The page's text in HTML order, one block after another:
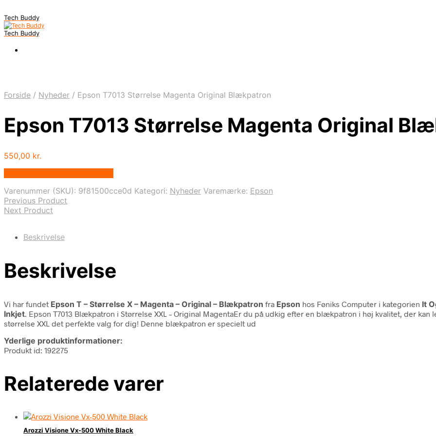
Tech Buddy
Tech Buddy
Forside / Nyheder / Epson T7013 Størrelse Magenta Original Blækpatron
Epson T7013 Størrelse Magenta Original
550,00 kr.
Varenummer (SKU): 9f81500cce0d Kategori: Nyheder Varemærke: Epson
Previous Product
Next Product
Beskrivelse
Beskrivelse
Vi har fundet Epson T – Størrelse X – Magenta – Original – Blækpatron fra Epson hos Føniks Computer i kategorien It
Inkjet . Epson T7013 Blækpatron i Størrelse XXL – Original MagentaEr du på udkig efter en blækpatron i høj kvalitet, der
størrelse XXL det perfekte valg for dig! Denne blækpatron er specielt ud
Yderlige produktinformationer:
Produkt id: 192275
Relaterede varer
Arozzi Visione Vx-500 White Black